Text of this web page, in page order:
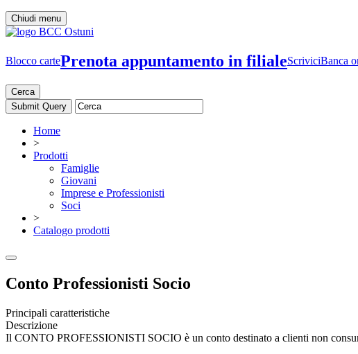
Chiudi menu
Blocco cartePrenota appuntamento in filialeScriviciBanca
Cerca
Home
>
Prodotti
Famiglie
Giovani
Imprese e Professionisti
Soci
>
Catalogo prodotti
Conto Professionisti Socio
Principali caratteristiche
Descrizione
Il CONTO PROFESSIONISTI SOCIO è un conto destinato a clienti non